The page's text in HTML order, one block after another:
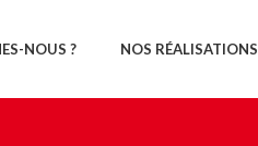
NOUS ? NOS RÉALISATIONS